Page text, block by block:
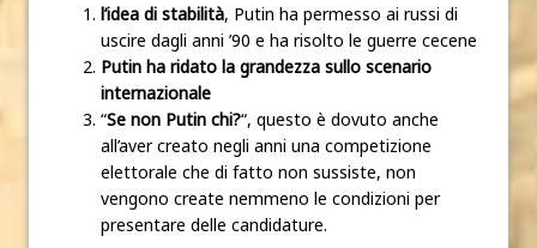
l’idea di stabilità, Putin ha permesso ai russi di
uscire dagli anni ’90 e ha risolto le guerre cecene
Putin ha ridato la grandezza sullo scenario
internazionale
“Se non Putin chi?“, questo è dovuto anche
all’aver creato negli anni una competizione
elettorale che di fatto non sussiste, non
vengono create nemmeno le condizioni per
presentare delle candidature.